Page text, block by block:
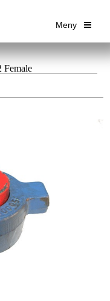
Meny
Female